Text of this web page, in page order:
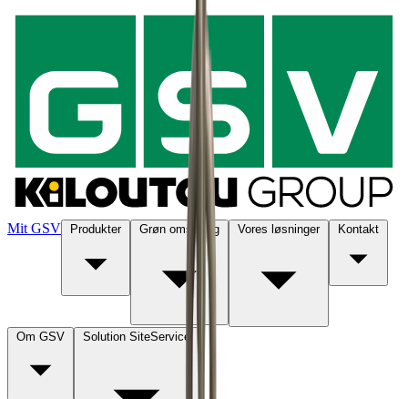
Mit GSV Produkter Grøn omstilling Vores løsninger Kontakt
Om GSV Solution SiteService